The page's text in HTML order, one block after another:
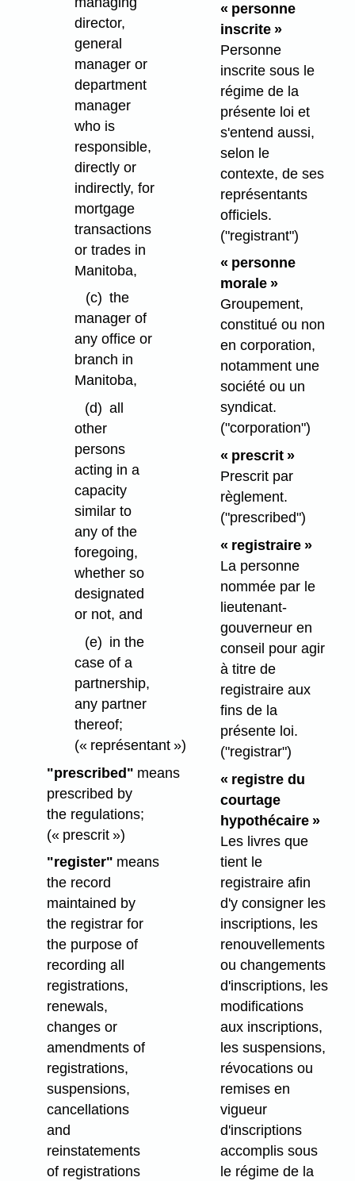
director,
general
manager or
department
manager
who is
responsible,
directly or
indirectly, for
mortgage
transactions
or trades in
Manitoba,
(c) the
manager of
any office or
branch in
Manitoba,
(d) all
other
persons
acting in a
capacity
similar to
any of the
foregoing,
whether so
designated
or not, and
(e) in the
case of a
partnership,
any partner
thereof;
(« représentant »)
"prescribed" means
prescribed by
the regulations;
(« prescrit »)
"register" means
the record
maintained by
the registrar for
the purpose of
recording all
registrations,
renewals,
changes or
amendments of
registrations,
suspensions,
cancellations
and
reinstatements
of registrations
« personne
inscrite »
Personne
inscrite sous le
régime de la
présente loi et
s'entend aussi,
selon le
contexte, de ses
représentants
officiels.
("registrant")
« personne
morale »
Groupement,
constitué ou non
en corporation,
notamment une
société ou un
syndicat.
("corporation")
« prescrit »
Prescrit par
règlement.
("prescribed")
« registraire »
La personne
nommée par le
lieutenant-
gouverneur en
conseil pour agir
à titre de
registraire aux
fins de la
présente loi.
("registrar")
« registre du
courtage
hypothécaire »
Les livres que
tient le
registraire afin
d'y consigner les
inscriptions, les
renouvellements
ou changements
d'inscriptions, les
modifications
aux inscriptions,
les suspensions,
révocations ou
remises en
vigueur
d'inscriptions
accomplis sous
le régime de la